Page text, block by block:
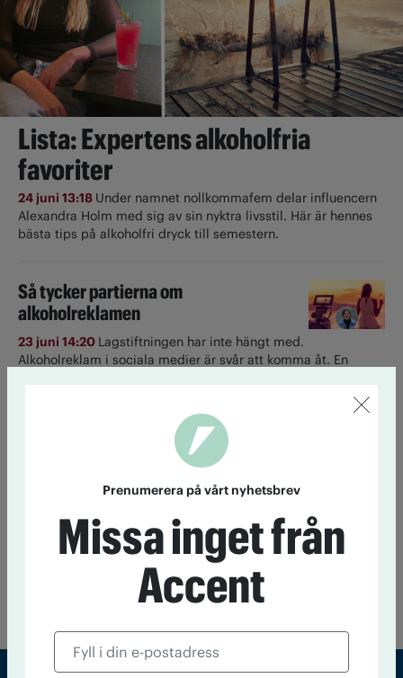
Lista: Expertens alkoholfria
favoriter
24 juni 13:18 Under namnet nollkommafem delar influencern
Alexandra Holm med sig av sin nyktra livsstil. Här är hennes
bästa tips på alkoholfri dryck till semestern.
Så tycker partierna om
alkoholreklamen
23 juni 14:20 Lagstiftningen har inte hängt med.
Alkoholreklam i sociala medier är svår att komma åt. En
Ett glas om dagen ökar risken för
cancer, visar ny amerikansk forskning.
Till startsidan
Prenumerera på vårt nyhetsbrev
Missa inget från
Accent